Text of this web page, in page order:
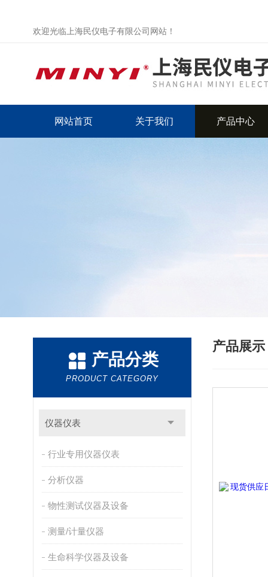
欢迎光临上海民仪电子有限公司网站！
网站首页 关于我们 产品中心
产品分类
PRODUCT CATEGORY
仪器仪表
行业专用仪器仪表
分析仪器
物性测试仪器及设备
测量/计量仪器
生命科学仪器及设备
产品展示